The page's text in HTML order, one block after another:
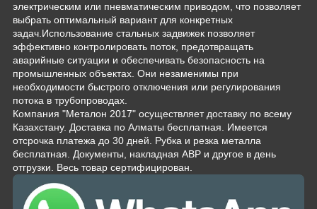
электрическим или пневматическим приводом, что позволяет
выбрать оптимальный вариант для конкретных
задач.Использование стальных задвижек позволяет
эффективно контролировать поток, предотвращать
аварийные ситуации и обеспечивать безопасность на
промышленных объектах. Они незаменимы при
необходимости быстрого отключения или регулирования
потока в трубопроводах.
Компания "Металон 2017" осуществляет доставку по всему
Казахстану. Доставка по Алматы бесплатная. Имеется
отсрочка платежа до 30 дней. Рубка и резка металла
бесплатная. Документы, накладная АВР и другое в день
отгрузки. Весь товар сертифицирован.